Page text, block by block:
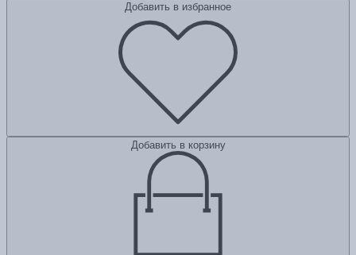
Добавить в избранное
Добавить в корзину